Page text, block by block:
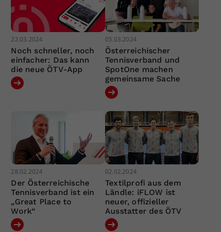
22.03.2024
Noch schneller, noch
einfacher: Das kann
die neue ÖTV-App
05.03.2024
Österreichischer
Tennisverband und
SpotOne machen
gemeinsame Sache
28.02.2024
Der Österreichische
Tennisverband ist ein
„Great Place to
Work“
02.02.2024
Textilprofi aus dem
Ländle: iFLOW ist
neuer, offizieller
Ausstatter des ÖTV